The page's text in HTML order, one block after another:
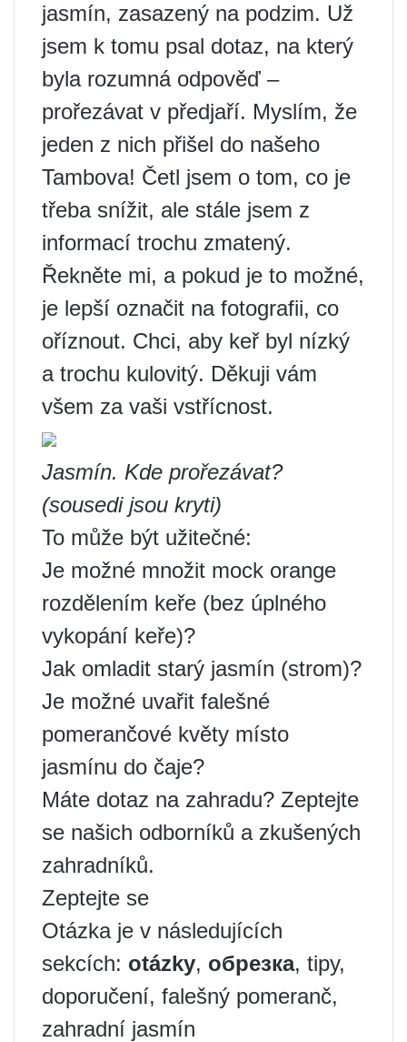
jasmín, zasazený na podzim. Už
jsem k tomu psal dotaz, na který
byla rozumná odpověď –
prořezávat v předjaří. Myslím, že
jeden z nich přišel do našeho
Tambova! Četl jsem o tom, co je
třeba snížit, ale stále jsem z
informací trochu zmatený.
Řekněte mi, a pokud je to možné,
je lepší označit na fotografii, co
oříznout. Chci, aby keř byl nízký
a trochu kulovitý. Děkuji vám
všem za vaši vstřícnost.
Jasmín. Kde prořezávat?
(sousedi jsou kryti)
To může být užitečné:
Je možné množit mock orange
rozdělením keře (bez úplného
vykopání keře)?
Jak omladit starý jasmín (strom)?
Je možné uvařit falešné
pomerančové květy místo
jasmínu do čaje?
Máte dotaz na zahradu? Zeptejte
se našich odborníků a zkušených
zahradníků.
Zeptejte se
Otázka je v následujících
sekcích: otázky, обрезка, tipy,
doporučení, falešný pomeranč,
zahradní jasmín